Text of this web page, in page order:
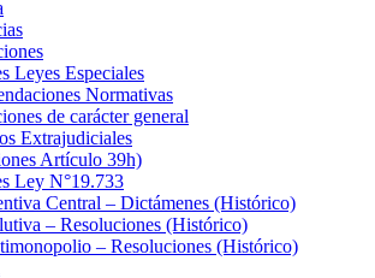
Leyes Especiales
Normativas
de carácter general
Extrajudiciales
Artículo 39h)
Ley N°19.733
Central – Dictámenes (Histórico)
– Resoluciones (Histórico)
– Resoluciones (Histórico)